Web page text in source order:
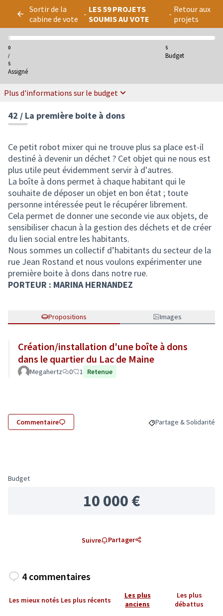
Sortir de la
cabine de vote
- LES 59 PROJETS
SOUMIS AU VOTE
- Retour aux
projets
0
/
5
Assigné
5
Budget
Plus d'informations sur le budget
42 / La première boite à dons
Ce petit robot mixer qui ne trouve plus sa place est-il
destiné à devenir un déchet ? Cet objet qui ne nous est
plus utile peut évidemment servir à d'autres.
La boîte à dons permet à chaque habitant qui le
souhaite de déposer un objet en bon état ; toute
personne intéressée peut le récupérer librement.
Cela permet de donner une seconde vie aux objets, de
sensibiliser chacun à la gestion des déchets et de créer
du lien social entre les habitants.
Nous sommes un collectif d’habitants du secteur de la
rue Jean Rostand et nous voulons expérimenter une
première boite à dons dans notre rue.
PORTEUR : MARINA HERNANDEZ
Propositions Images
Création/installation d'une boîte à dons
dans le quartier du Lac de Maine
Megahertz 0 1 Retenue
Commentaire Filtrer les résultats de
Partage & Solidarité
Budget
10 000 €
Suivre Partager
4 commentaires
Les mieux notés Les plus récents
Les plus
anciens
Les plus
débattus
Panneau de gestion des cookies